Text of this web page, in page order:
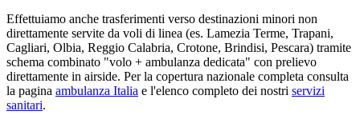
Effettuiamo anche trasferimenti verso destinazioni minori non
direttamente servite da voli di linea (es. Lamezia Terme, Trapani,
Cagliari, Olbia, Reggio Calabria, Crotone, Brindisi, Pescara) tramite
schema combinato "volo + ambulanza dedicata" con prelievo
direttamente in airside. Per la copertura nazionale completa consulta
la pagina ambulanza Italia e l'elenco completo dei nostri servizi
sanitari.